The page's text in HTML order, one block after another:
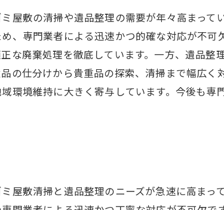
屋敷の清掃や遺品整理の需要が年々高まっ
、専門業者による迅速かつ的確な対応が不
な廃棄処理を徹底しています。一方、遺品
の仕分けから貴重品の探索、清掃まで幅広く
環境維持に大きく寄与しています。今後も
屋敷清掃と遺品整理のニーズが急速に高まっ